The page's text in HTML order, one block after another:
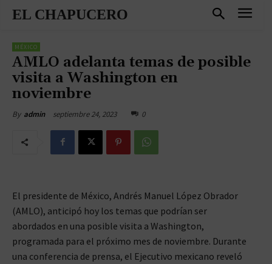
EL CHAPUCERO
MÉXICO
AMLO adelanta temas de posible
visita a Washington en
noviembre
By admin septiembre 24, 2023 0
El presidente de México, Andrés Manuel López Obrador
(AMLO), anticipó hoy los temas que podrían ser
abordados en una posible visita a Washington,
programada para el próximo mes de noviembre. Durante
una conferencia de prensa, el Ejecutivo mexicano reveló